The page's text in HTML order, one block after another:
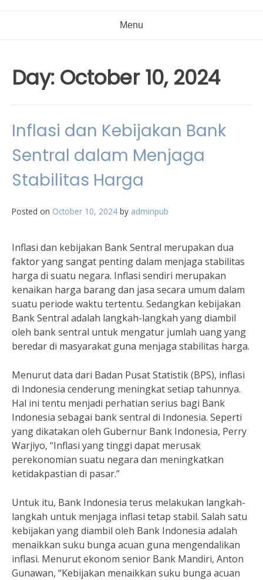
Menu
Day: October 10, 2024
Inflasi dan Kebijakan Bank
Sentral dalam Menjaga
Stabilitas Harga
Posted on October 10, 2024 by adminpub
Inflasi dan kebijakan Bank Sentral merupakan dua
faktor yang sangat penting dalam menjaga stabilitas
harga di suatu negara. Inflasi sendiri merupakan
kenaikan harga barang dan jasa secara umum dalam
suatu periode waktu tertentu. Sedangkan kebijakan
Bank Sentral adalah langkah-langkah yang diambil
oleh bank sentral untuk mengatur jumlah uang yang
beredar di masyarakat guna menjaga stabilitas harga.
Menurut data dari Badan Pusat Statistik (BPS), inflasi
di Indonesia cenderung meningkat setiap tahunnya.
Hal ini tentu menjadi perhatian serius bagi Bank
Indonesia sebagai bank sentral di Indonesia. Seperti
yang dikatakan oleh Gubernur Bank Indonesia, Perry
Warjiyo, “Inflasi yang tinggi dapat merusak
perekonomian suatu negara dan meningkatkan
ketidakpastian di pasar.”
Untuk itu, Bank Indonesia terus melakukan langkah-
langkah untuk menjaga inflasi tetap stabil. Salah satu
kebijakan yang diambil oleh Bank Indonesia adalah
menaikkan suku bunga acuan guna mengendalikan
inflasi. Menurut ekonom senior Bank Mandiri, Anton
Gunawan, “Kebijakan menaikkan suku bunga acuan